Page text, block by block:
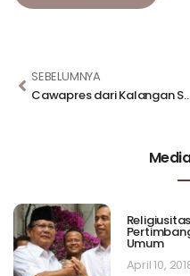
SEBELUMNYA
Cawapres dari Kalangan
Umum
April 10,